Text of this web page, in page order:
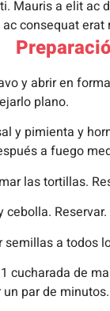
Mauris a elit ac
consequat erat
y abrir en
plano.
y pimienta y
a fuego
las tortillas.
Reservar.
semillas a todos
cucharada de
par de